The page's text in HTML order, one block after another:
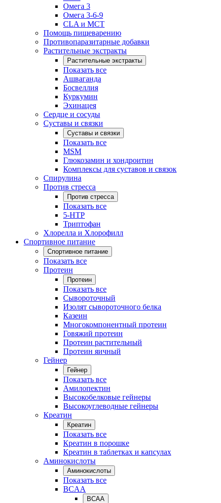
Омега 3
Омега 3-6-9
CLA и MCT
Помощь пищеварению
Противопаразитарные добавки
Растительные экстракты
Растительные экстракты
Показать все
Ашваганда
Босвеллия
Куркумин
Эхинацея
Сердце и сосуды
Суставы и связки
Суставы и связки
Показать все
MSM
Глюкозамин и хондроитин
Комплексы для суставов и связок
Спирулина
Против стресса
Против стресса
Показать все
5-HTP
Триптофан
Хлорелла и Хлорофилл
Спортивное питание
Спортивное питание
Показать все
Протеин
Протеин
Показать все
Сывороточный
Изолят сывороточного белка
Казеин
Многокомпонентный протеин
Говяжий протеин
Протеин растительный
Протеин яичный
Гейнер
Гейнер
Показать все
Амилопектин
Высокобелковые гейнеры
Высокоуглеводные гейнеры
Креатин
Креатин
Показать все
Креатин в порошке
Креатин в таблетках и капсулах
Аминокислоты
Аминокислоты
Показать все
BCAA
BCAA